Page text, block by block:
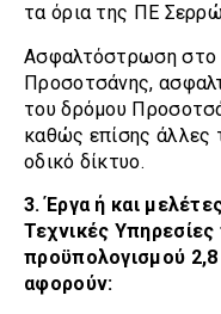
τα όρια της ΠΕ
Ασφαλτόστρωση στο
Προσοτσάνης,
του δρόμου
καθώς επίσης άλλες
οδικό δίκτυο.
3. Έργα ή και
Τεχνικές
προϋπολογισμού
αφορούν: